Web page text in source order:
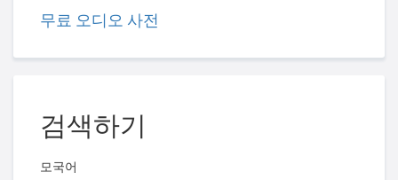
무료 오디오 사전
검색하기
모국어